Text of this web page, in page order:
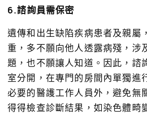
6.諮詢員需保密
遺傳和出生缺陷疾病患者及親屬
重，多不願向他人透露病殘，涉
題，也不願讓人知道。因此，諮
室分開，在專門的房間內單獨進
必要的醫護工作人員外，避免無
得得檢查診斷結果，如染色體畸